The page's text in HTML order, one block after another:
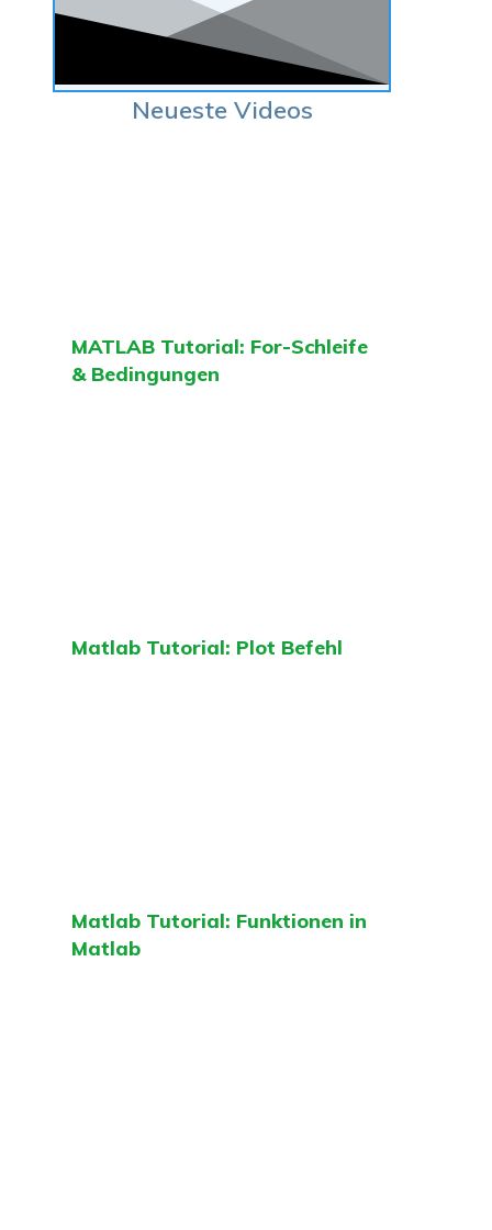
Neueste Videos
MATLAB Tutorial: For-Schleife
& Bedingungen
Matlab Tutorial: Plot Befehl
Matlab Tutorial: Funktionen in
Matlab